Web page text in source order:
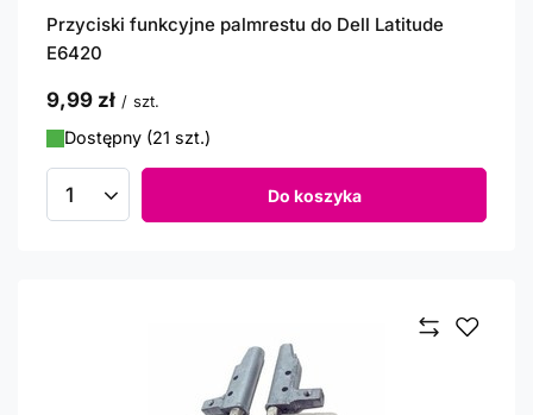
Przyciski funkcyjne palmrestu do Dell Latitude
E6420
9,99 zł / szt.
Dostępny (21 szt.)
Ilość produktów Do koszyka